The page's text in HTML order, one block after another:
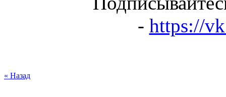
- https://
« Назад